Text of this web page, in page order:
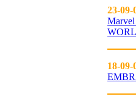
23-09-
18-09-